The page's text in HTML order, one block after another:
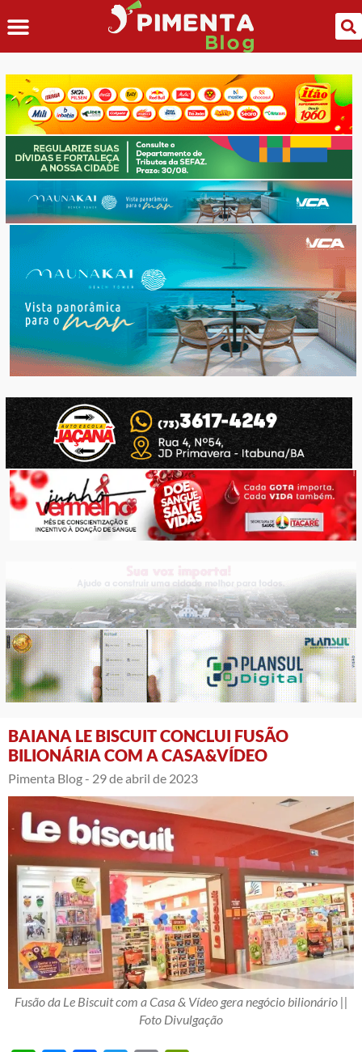
BAIANA LE BISCUIT CONCLUI FUSÃO
BILIONÁRIA COM A CASA&VÍDEO
Pimenta Blog - 29 de abril de 2023
Fusão da Le Biscuit com a Casa & Vídeo gera negócio bilionário ||
Foto Divulgação